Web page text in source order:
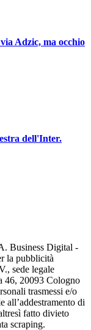
Adzic, ma occhio
dell'Inter.
Business Digital -
la pubblicità
sede legale
46, 20093 Cologno
trasmessi e/o
all’addestramento di
fatto divieto
scraping.